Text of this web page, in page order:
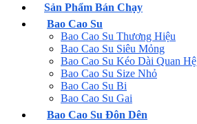
Sản Phẩm Bán Chạy
Bao Cao Su
Bao Cao Su Thương Hiệu
Bao Cao Su Siêu Mỏng
Bao Cao Su Kéo Dài Quan Hệ
Bao Cao Su Size Nhỏ
Bao Cao Su Bi
Bao Cao Su Gai
Bao Cao Su Đôn Dên